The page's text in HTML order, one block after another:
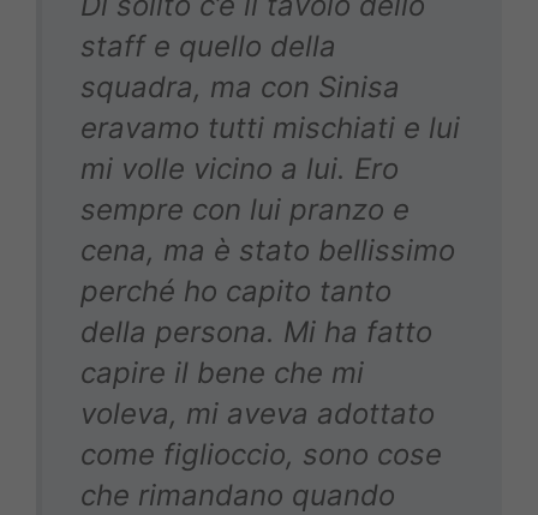
staff e quello della
squadra, ma con Sinisa
eravamo tutti mischiati e lui
mi volle vicino a lui. Ero
sempre con lui pranzo e
cena, ma è stato bellissimo
perché ho capito tanto
della persona. Mi ha fatto
capire il bene che mi
voleva, mi aveva adottato
come figlioccio, sono cose
che rimandano quando